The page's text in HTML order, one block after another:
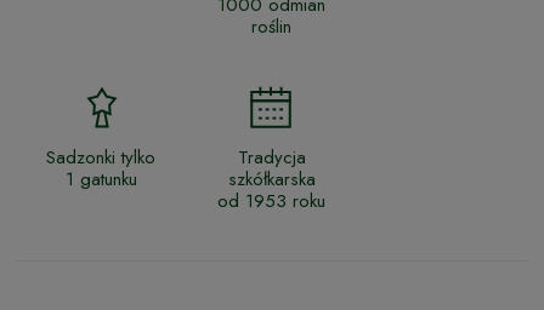
roślin
Sadzonki tylko
1 gatunku
Tradycja
szkółkarska
od 1953 roku